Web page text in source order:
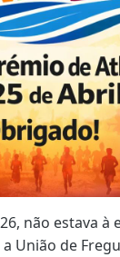
não estava à
União de